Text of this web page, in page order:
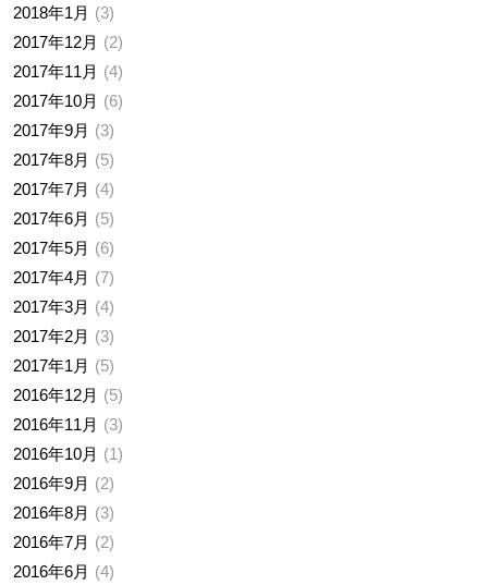
2018年1月
3
2017年12月
2
2017年11月
4
2017年10月
6
2017年9月
3
2017年8月
5
2017年7月
4
2017年6月
5
2017年5月
6
2017年4月
7
2017年3月
4
2017年2月
3
2017年1月
5
2016年12月
5
2016年11月
3
2016年10月
1
2016年9月
2
2016年8月
3
2016年7月
2
2016年6月
4